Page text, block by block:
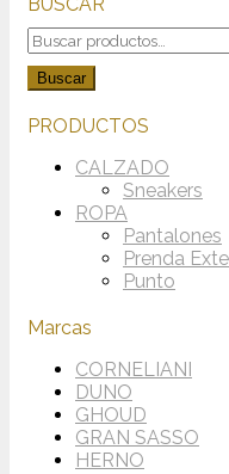
Buscar
por:
Buscar
PRODUCTOS
CALZADO
Sneakers
ROPA
Pantalones
Prenda
Punto
Marcas
CORNELIANI
DUNO
GHOUD
GRAN SASSO
HERNO